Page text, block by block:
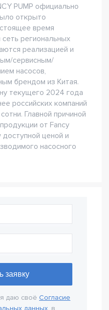
PUMP официально
открыто
время
региональных
реализацией и
сервисным/
насосов,
брендом из Китая.
текущего 2024 года
российских компаний
Главной причиной
от Fancy
ценой и
насосного
даю своё Согласие
данных, в